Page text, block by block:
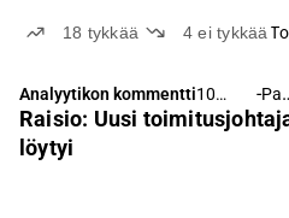
18 tykkää 4ei tykkää
Analyytikon kommentti10
tuntia
-
Raisio: Uusi
löytyi